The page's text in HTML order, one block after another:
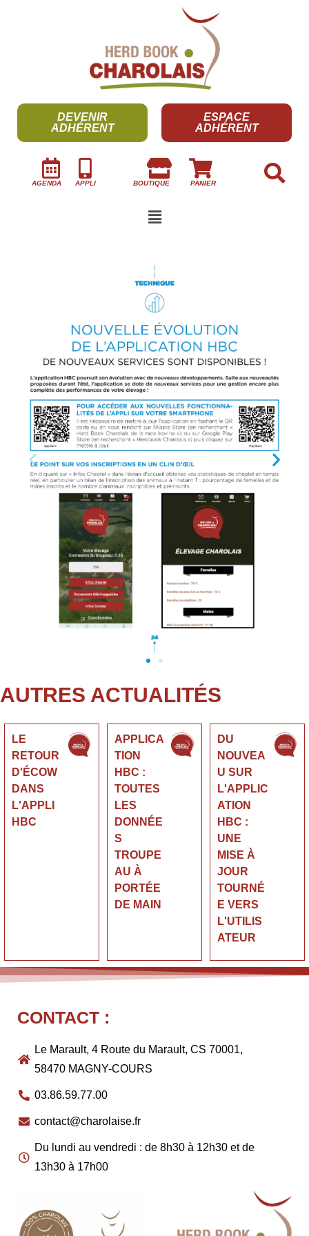
DEVENIR
ADHÉRENT
ESPACE
ADHÉRENT
AGENDA APPLI BOUTIQUE PANIER
AUTRES ACTUALITÉS
LE
RETOUR
D'ÉCOW
DANS
L'APPLI
HBC
APPLICA
TION
HBC :
TOUTES
LES
DONNÉE
S
TROUPE
AU À
PORTÉE
DE MAIN
DU
NOUVEA
U SUR
L'APPLIC
ATION
HBC :
UNE
MISE À
JOUR
TOURNÉ
E VERS
L'UTILIS
ATEUR
CONTACT :
Le Marault, 4 Route du Marault, CS 70001,
58470 MAGNY-COURS
03.86.59.77.00
contact@charolaise.fr
Du lundi au vendredi : de 8h30 à 12h30 et de
13h30 à 17h00